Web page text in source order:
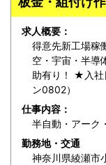
求人概要：
得意先新工場稼
空・宇宙・半導
助有り！ ★入社
ン0802）
仕事内容：
半自動・アーク
勤務地・交通
神奈川県綾瀬市